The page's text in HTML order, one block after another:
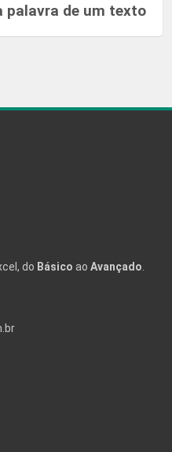
palavra de um texto
do Básico ao Avançado